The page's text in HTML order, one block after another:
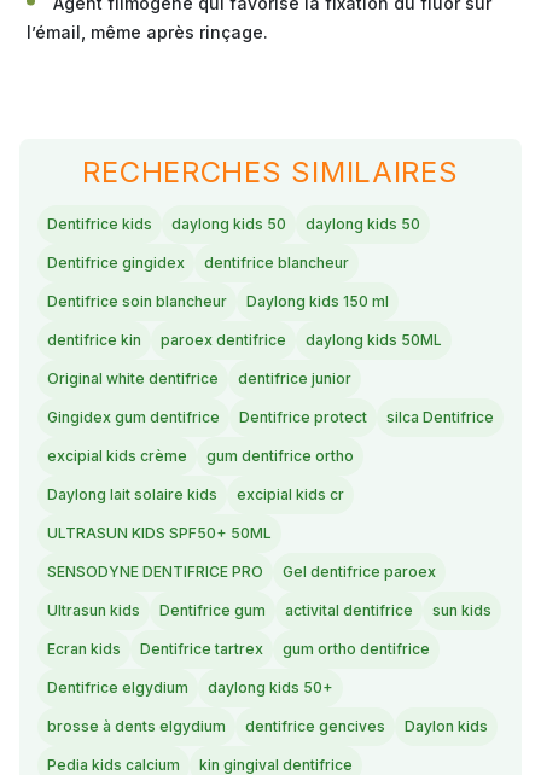
l’émail, même après rinçage.
RECHERCHES SIMILAIRES
Dentifrice kids daylong kids 50 daylong kids 50
Dentifrice gingidex dentifrice blancheur
Dentifrice soin blancheur Daylong kids 150 ml
dentifrice kin paroex dentifrice daylong kids 50ML
Original white dentifrice dentifrice junior
Gingidex gum dentifrice Dentifrice protect silca Dentifrice
excipial kids crème gum dentifrice ortho
Daylong lait solaire kids excipial kids cr
ULTRASUN KIDS SPF50+ 50ML
SENSODYNE DENTIFRICE PRO Gel dentifrice paroex
Ultrasun kids Dentifrice gum activital dentifrice sun kids
Ecran kids Dentifrice tartrex gum ortho dentifrice
Dentifrice elgydium daylong kids 50+
brosse à dents elgydium dentifrice gencives Daylon kids
Pedia kids calcium kin gingival dentifrice